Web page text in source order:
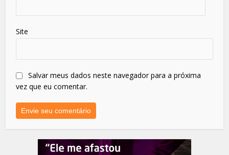
Site
Salvar meus dados neste navegador para a próxima
vez que eu comentar.